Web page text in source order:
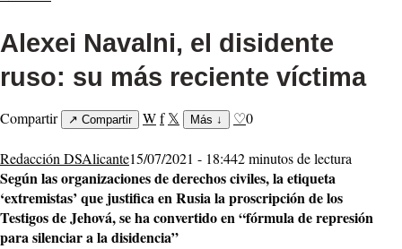
Alexei Navalni, el disidente
ruso: su más reciente víctima
Compartir ↗ Compartir Wf 𝕏 Más ↓ ♡0
Redacción DSAlicante15/07/2021 - 18:442 minutos de lectura
Según las organizaciones de derechos civiles, la etiqueta
‘extremistas’ que justifica en Rusia la proscripción de los
Testigos de Jehová, se ha convertido en “fórmula de represión
para silenciar a la disidencia”